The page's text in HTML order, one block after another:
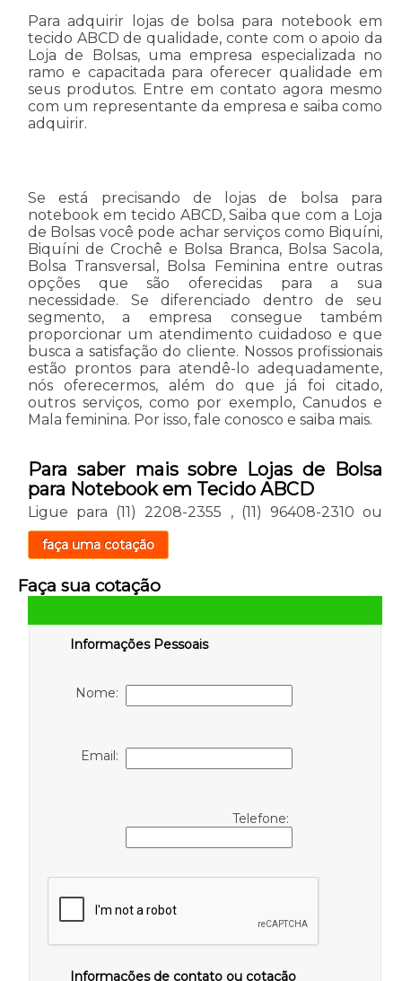
Para adquirir lojas de bolsa para notebook em
tecido ABCD de qualidade, conte com o apoio da
Loja de Bolsas, uma empresa especializada no
ramo e capacitada para oferecer qualidade em
seus produtos. Entre em contato agora mesmo
com um representante da empresa e saiba como
adquirir.
Se está precisando de lojas de bolsa para
notebook em tecido ABCD, Saiba que com a Loja
de Bolsas você pode achar serviços como Biquíni,
Biquíni de Crochê e Bolsa Branca, Bolsa Sacola,
Bolsa Transversal, Bolsa Feminina entre outras
opções que são oferecidas para a sua
necessidade. Se diferenciado dentro de seu
segmento, a empresa consegue também
proporcionar um atendimento cuidadoso e que
busca a satisfação do cliente. Nossos profissionais
estão prontos para atendê-lo adequadamente,
nós oferecermos, além do que já foi citado,
outros serviços, como por exemplo, Canudos e
Mala feminina. Por isso, fale conosco e saiba mais.
Para saber mais sobre Lojas de Bolsa
para Notebook em Tecido ABCD
Ligue para (11) 2208-2355 , (11) 96408-2310 ou
faça uma cotação
Faça sua cotação
Informações Pessoais
Nome:
Email:
Telefone:
Informações de contato ou cotação